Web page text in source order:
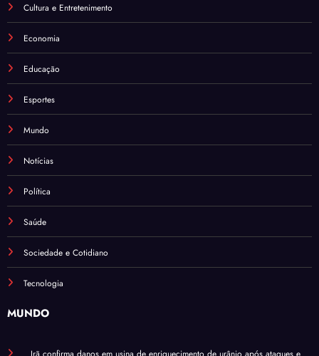
Cultura e Entretenimento
Economia
Educação
Esportes
Mundo
Notícias
Política
Saúde
Sociedade e Cotidiano
Tecnologia
MUNDO